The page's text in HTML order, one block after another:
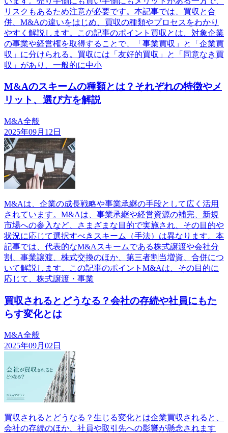
リスクもあるため注意が必要です。本記事では、買収と合
併、M&Aの違いをはじめ、買収の種類やプロセスをわかり
やすく解説します。この記事のポイント買収とは、対象企業
の事業や経営権を取得することで、「事業買収」と「企業買
収」に分けられる。買収には「友好的買収」と「同意なき買
収」があり、一般的に中小
M&Aのスキームの種類とは？それぞれの特徴やメ
リット、選び方を解説
M&A全般
2025年09月12日
M&Aは、企業の成長戦略や事業承継の手段として広く活用
されています。M&Aは、事業承継や経営資源の補完、新規
市場への参入など、さまざまな目的で実施され、その目的や
状況に応じて選択すべきスキーム（手法）は異なります。本
記事では、代表的なM&Aスキームである株式譲渡や会社分
割、事業譲渡、株式交換のほか、第三者割当増資、合併につ
いて解説します。この記事のポイントM&Aは、その目的に
応じて、株式譲渡・事業
買収されるとどうなる？会社の存続や社員にもた
らす変化とは
M&A全般
2025年09月02日
買収されるとどうなる？生じる変化とは企業買収されると、
会社の存続のほか、社員や取引先への影響が懸念されます